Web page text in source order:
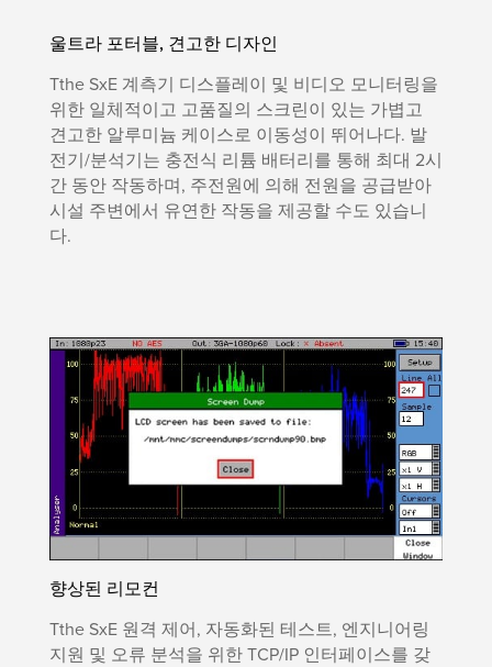
울트라 포터블, 견고한 디자인
Tthe SxE 계측기 디스플레이 및 비디오 모니터링을
위한 일체적이고 고품질의 스크린이 있는 가볍고
견고한 알루미늄 케이스로 이동성이 뛰어나다. 발
전기/분석기는 충전식 리튬 배터리를 통해 최대 2시
간 동안 작동하며, 주전원에 의해 전원을 공급받아
시설 주변에서 유연한 작동을 제공할 수도 있습니
다.
향상된 리모컨
Tthe SxE 원격 제어, 자동화된 테스트, 엔지니어링
지원 및 오류 분석을 위한 TCP/IP 인터페이스를 갖